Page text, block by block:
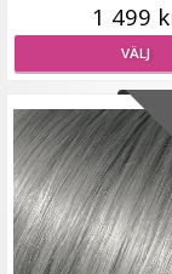
1 499
VÄLJ